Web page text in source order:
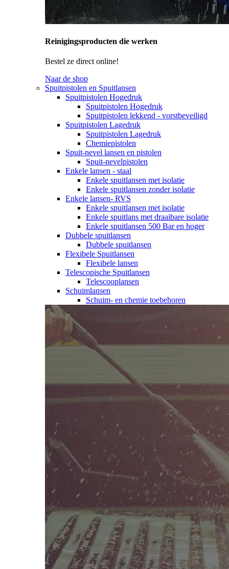
Reinigingsproducten die werken
Bestel ze direct online!
Naar de shop
Spuitpistolen en Spuitlansen
Spuitpistolen Hogedruk
Spuitpistolen Hogedruk
Spuitpistolen lekkend - vorstbeveiligd
Spuitpistolen Lagedruk
Spuitpistolen Lagedruk
Chemiepistolen
Spuit-nevel lansen en pistolen
Spuit-nevelpistolen
Enkele lansen - staal
Enkele spuitlansen met isolatie
Enkele spuitlansen zonder isolatie
Enkele lansen- RVS
Enkele spuitlansen met isolatie
Enkele spuitlans met draaibare isolatie
Enkele spuitlansen 500 Bar en hoger
Dubbele spuitlansen
Dubbele spuitlansen
Flexibele Spuitlansen
Flexibele lansen
Telescopische Spuitlansen
Telescooplansen
Schuimlansen
Schuim- en chemie toebehoren